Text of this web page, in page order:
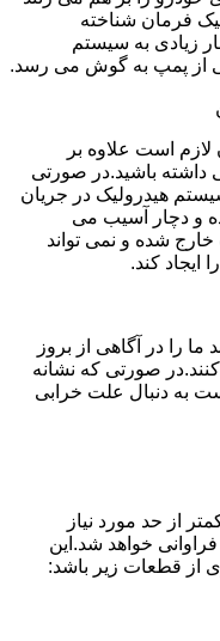
فرمان شناخته
زیادی به سیستم
از پمپ به گوش می رسد.
است علاوه بر
داشته باشید.در صورتی
هیدرولیک در جریان
و دچار آسیب می
شده و نمی تواند
کند.
را در آگاهی از بروز
صورتی که نشانه
به دنبال علت خرابی
از حد مورد نیاز
خواهد شد.این
از قطعات زیر باشد: